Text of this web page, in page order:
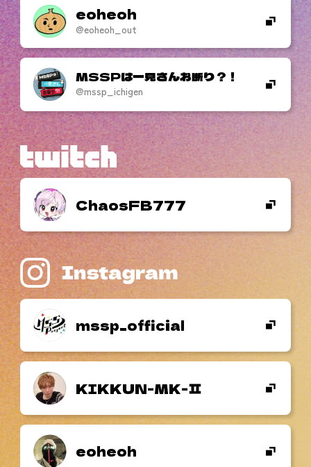
eoheoh
@eoheoh_out
MSSPは一見さんお断り？！
@mssp_ichigen
ChaosFB777
mssp_official
KIKKUN-MK-
eoheoh